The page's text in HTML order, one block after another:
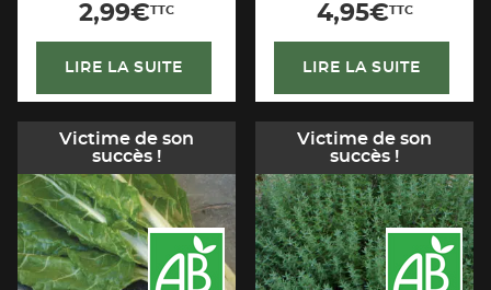
2,99€TTC
LIRE LA SUITE
4,95€TTC
LIRE LA SUITE
Victime de son
succès !
APERÇU
RAPIDE
Victime de son
succès !
APERÇU
RAPIDE